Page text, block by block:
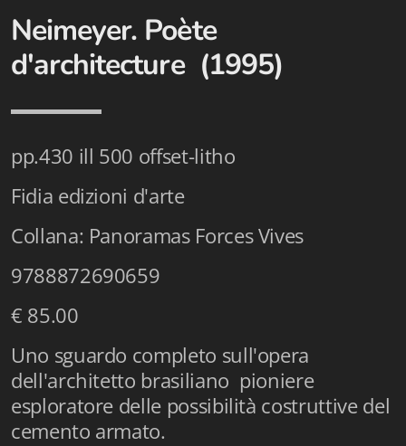
Neimeyer. Poète
d'architecture (1995)
pp.430 ill 500 offset-litho
Fidia edizioni d'arte
Collana: Panoramas Forces Vives
9788872690659
€ 85.00
Uno sguardo completo sull'opera
dell'architetto brasiliano pioniere
esploratore delle possibilità costruttive del
cemento armato.
Dibattiti & Documenti
EJO- European Journalism Observatory
Facsimili
Immagini & Arte
Incontro con
iQuaderni - fondazioneculturalecollinadoro
Istituzioni - Società - Cittadini
Jus Helveticum
Libella
Maestri della Pietra
Oltre le frontiere